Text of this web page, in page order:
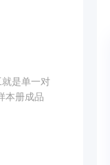
是单一对
本册成品